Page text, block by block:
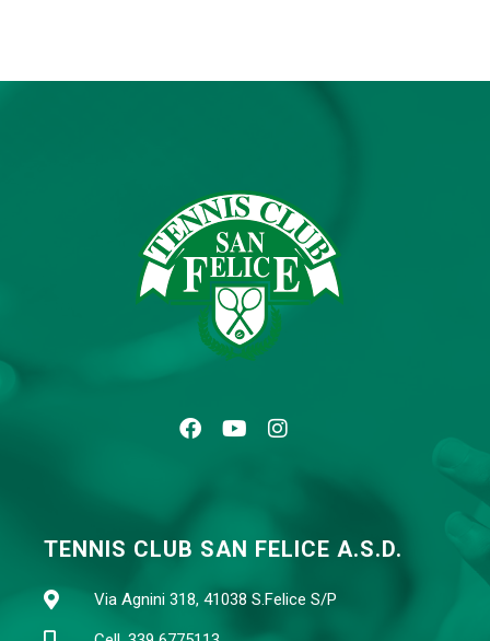
TENNIS CLUB SAN FELICE A.S.D.
Via Agnini 318, 41038 S.Felice S/P